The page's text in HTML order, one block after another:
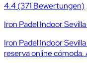
4.4(371 Bewertungen)
Iron Padel Indoor
Iron Padel Indoor
reserva online